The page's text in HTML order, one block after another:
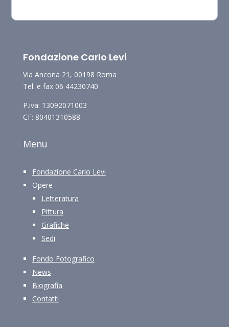
Fondazione Carlo Levi
Via Ancona 21, 00198 Roma
Tel. e fax 06 44230740
P.iva: 13092071003
CF: 80401310588
Menu
Fondazione Carlo Levi
Opere
Letteratura
Pittura
Grafiche
Sedi
Fondo Fotografico
News
Biografia
Contatti